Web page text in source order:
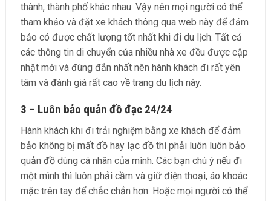
thành, thành phố khác nhau. Vậy nên mọi người có thể
tham khảo và đặt xe khách thông qua web này để đảm
bảo có được chất lượng tốt nhất khi đi du lịch. Tất cả
các thông tin di chuyển của nhiều nhà xe đều được cập
nhật mới và đúng đắn nhất nên hành khách đi rất yên
tâm và đánh giá rất cao về trang du lịch này.
3 – Luôn bảo quản đồ đạc 24/24
Hành khách khi đi trải nghiệm bằng xe khách để đảm
bảo không bị mất đồ hay lạc đồ thì phải luôn luôn bảo
quản đồ dùng cá nhân của mình. Các bạn chú ý nếu đi
một mình thì luôn phải cầm và giữ điện thoại, áo khoác
mặc trên tay để chắc chắn hơn. Hoặc mọi người có thể